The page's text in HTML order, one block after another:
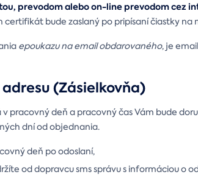
prevodom alebo on-line prevodom cez
bude zaslaný po pripísaní čiastky na
epoukazu na email obdarovaného, je
(Zásielkovňa)
pracovný deň a pracovný čas Vám bude
dní od objednania.
deň po odoslaní,
od dopravcu sms správu s informáciou o